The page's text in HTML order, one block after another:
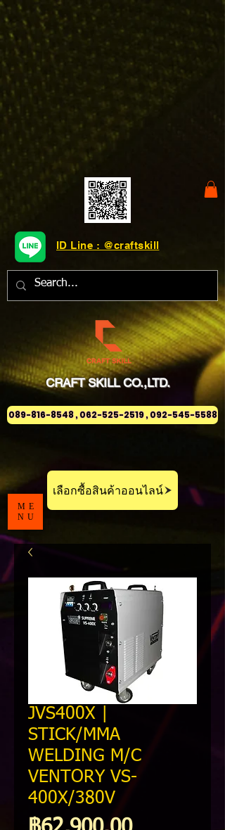
CRAFT SKILL CO.,LTD.
ID Line : @craftskill
089-816-8548 , 062-525-2519 , 092-545-5588
เลือกซื้อสินค้าออนไลน์
ME
NU
JVS400X |
STICK/MMA
WELDING M/C
VENTORY VS-
400X/380V